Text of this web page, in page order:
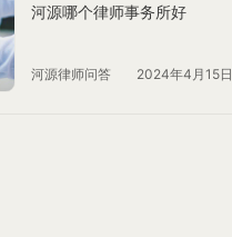
河源哪个律师事务所好
河源律师问答 2024年4月15日